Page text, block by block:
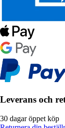
Leverans och
30 dagar öppet köp